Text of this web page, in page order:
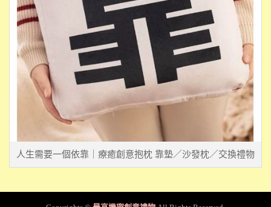
人生需要一個依靠｜療癒創意抱枕 靠墊／沙發枕／交換禮物